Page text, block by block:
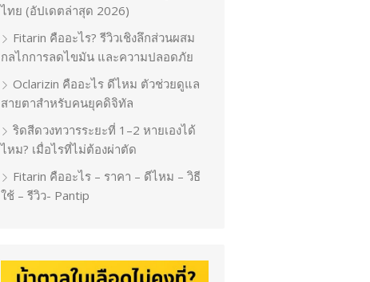
ไทย (อัปเดตล่าสุด 2026)
Fitarin คืออะไร? รีวิวเชิงลึกส่วนผสม
กลไกการลดไขมัน และความปลอดภัย
Oclarizin คืออะไร ดีไหม ตัวช่วยดูแล
สายตาสำหรับคนยุคดิจิทัล
ริดสีดวงทวารระยะที่ 1–2 หายเองได้
ไหม? เมื่อไรที่ไม่ต้องผ่าตัด
Fitarin คืออะไร – ราคา – ดีไหม – วิธี
ใช้ – รีวิว- Pantip